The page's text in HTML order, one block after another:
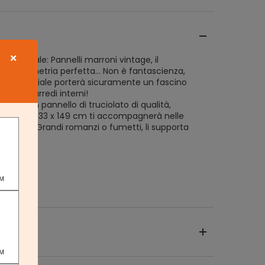
industriale: Pannelli marroni vintage, il
la simmetria perfetta... Non è fantascienza,
industriale porterà sicuramente un fascino
ai tuoi arredi interni!
Con pannello di truciolato di qualità,
di 80 x 33 x 149 cm ti accompagnerà nelle
Grandi romanzi o fumetti, li supporta
kg
×